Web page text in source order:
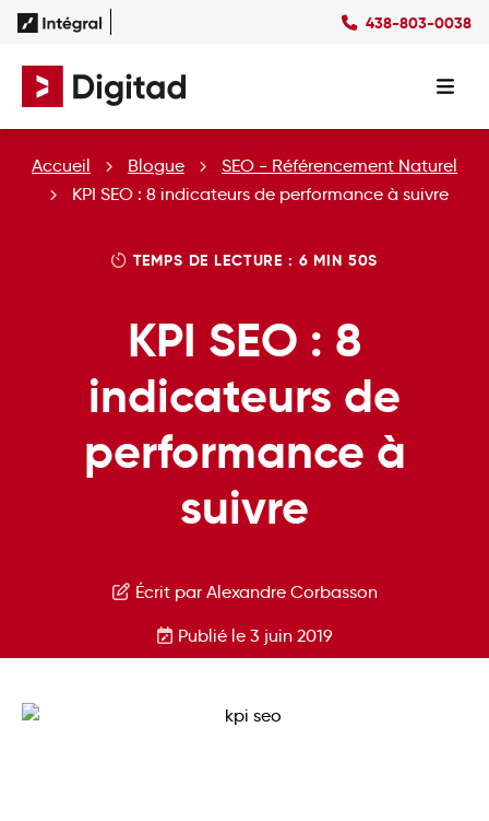
438-803-0038
SEM
Social Ads
Formations Web
Forfaits SEM
Forfaits Display
SuccèsCultureRessourcesEN
Accueil Blogue
SEO - Référencement Naturel
KPI SEO : 8 indicateurs de performance à suivre
TEMPS DE LECTURE : 6 MIN 50S
KPI SEO : 8
indicateurs de
performance à
suivre
Écrit par Alexandre Corbasson
Publié le 3 juin 2019